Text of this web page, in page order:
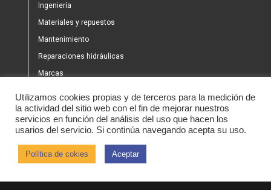
Ingeniería
Materiales y repuestos
Mantenimiento
Reparaciones hidráulicas
Marcas
Tienda
Noticias
2020 © IHBER
Utilizamos cookies propias y de terceros para la medición de
la actividad del sitio web con el fin de mejorar nuestros
servicios en función del análisis del uso que hacen los
usarios del servicio. Si continúa navegando acepta su uso.
Política de cokies Aceptar